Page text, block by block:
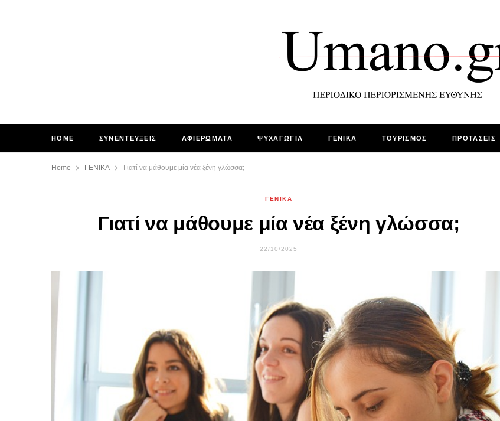
HOME ΣΥΝΕΝΤΕΥΞΕΙΣ ΑΦΙΕΡΩΜΑΤΑ ΨΥΧΑΓΩΓΙΑ ΓΕΝΙΚΑ ΤΟΥΡΙΣΜΟΣ ΠΡΟΤΑΣΕΙΣ
Home ΓΕΝΙΚΑ Γιατί να μάθουμε μία νέα ξένη γλώσσα;
ΓΕΝΙΚΑ
Γιατί να μάθουμε μία νέα ξένη γλώσσα;
22/10/2025